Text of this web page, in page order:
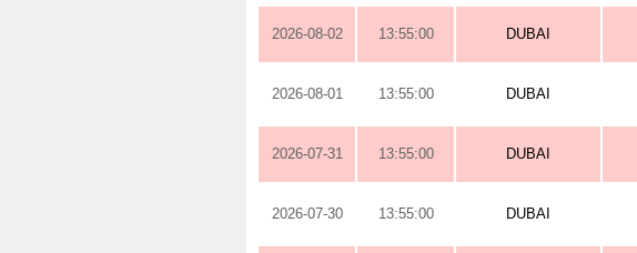
2026-08-02 13:55:00 DUBAI
2026-08-01 13:55:00 DUBAI
2026-07-31 13:55:00 DUBAI
2026-07-30 13:55:00 DUBAI